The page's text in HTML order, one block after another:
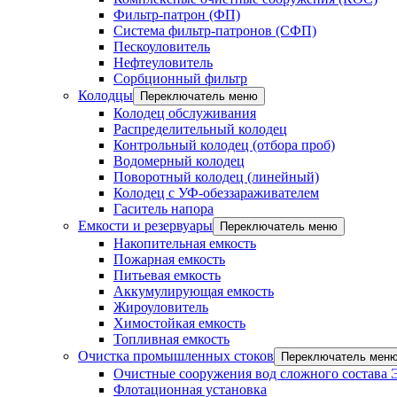
Фильтр-патрон (ФП)
Система фильтр-патронов (СФП)
Пескоуловитель
Нефтеуловитель
Сорбционный фильтр
Колодцы
Переключатель меню
Колодец обслуживания
Распределительный колодец
Контрольный колодец (отбора проб)
Водомерный колодец
Поворотный колодец (линейный)
Колодец с УФ-обеззараживателем
Гаситель напора
Емкости и резервуары
Переключатель меню
Накопительная емкость
Пожарная емкость
Питьевая емкость
Аккумулирующая емкость
Жироуловитель
Химостойкая емкость
Топливная емкость
Очистка промышленных стоков
Переключатель
Очистные сооружения вод сложного
Флотационная установка